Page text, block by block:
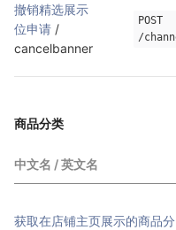
撤销精选展示
位申请 /
cancelbanner
POST
/
商品分类
中文名 / 英文名
获取在店铺主页展示的商品分